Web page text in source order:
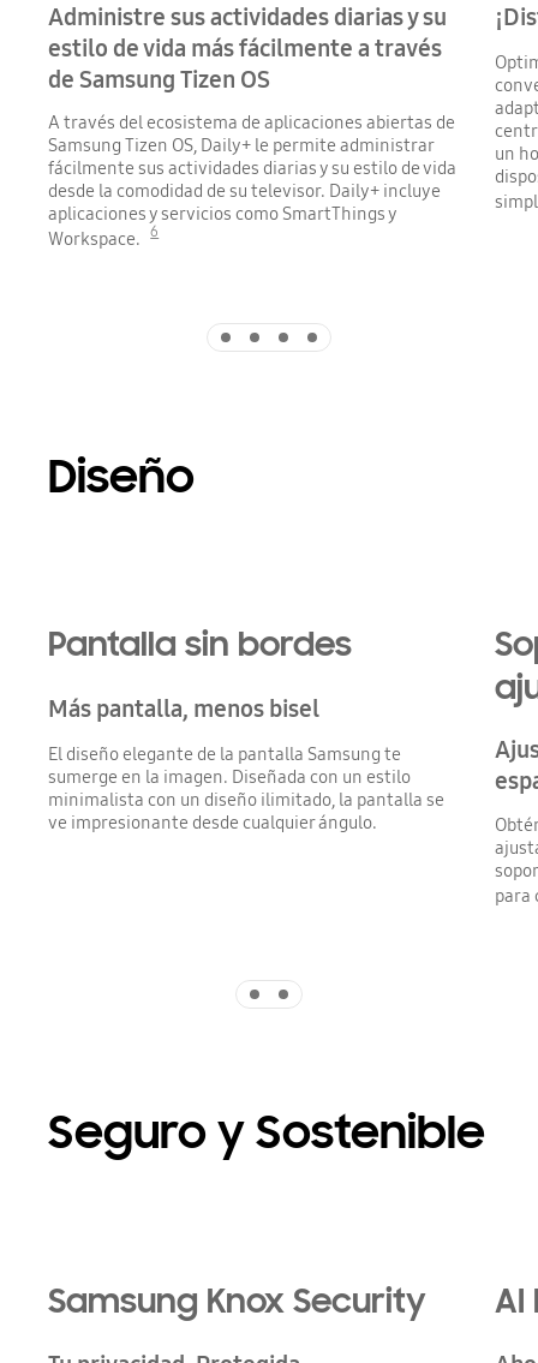
Administre sus actividades diarias y su
estilo de vida más fácilmente a través
de Samsung Tizen OS
A través del ecosistema de aplicaciones abiertas de
Samsung Tizen OS, Daily+ le permite administrar
fácilmente sus actividades diarias y su estilo de vida
desde la comodidad de su televisor. Daily+ incluye
aplicaciones y servicios como SmartThings y
Workspace.
6
un
Diseño
Pantalla sin bordes
Más pantalla, menos bisel
El diseño elegante de la pantalla Samsung te
sumerge en la imagen. Diseñada con un estilo
minimalista con un diseño ilimitado, la pantalla se
ve impresionante desde cualquier ángulo.
para
Seguro y Sostenible
Samsung Knox Security AI